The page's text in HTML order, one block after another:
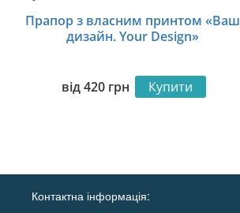
Прапор з власним принтом «Ваш
дизайн. Your Design»
від420 грн Купити
Контактна інформація: